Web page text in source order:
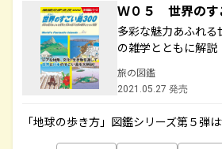
Ｗ０５ 世界のす
多彩な魅力あふれ
の雑学とともに解説
旅の図鑑
2021.05.27 発売
「地球の歩き方」図鑑シリーズ第５弾